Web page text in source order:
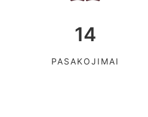
14
PASAKOJIMAI